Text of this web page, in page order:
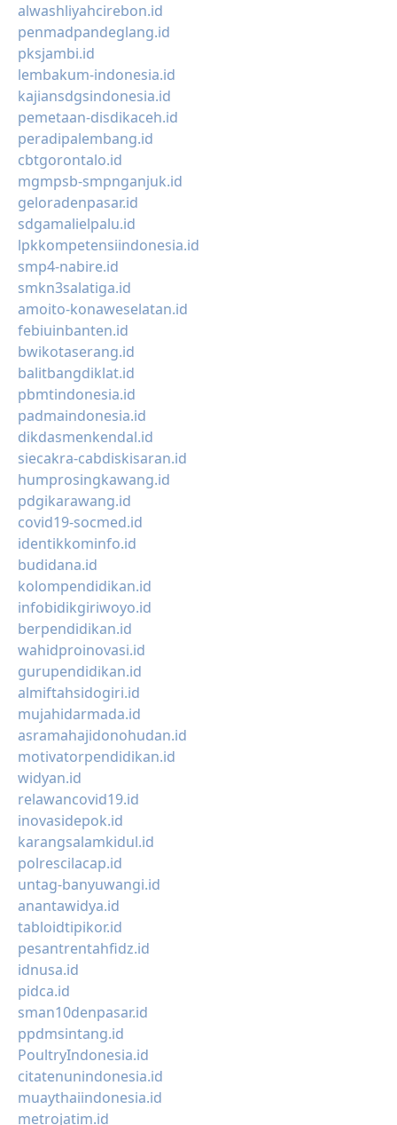
alwashliyahcirebon.id
penmadpandeglang.id
pksjambi.id
lembakum-indonesia.id
kajiansdgsindonesia.id
pemetaan-disdikaceh.id
peradipalembang.id
cbtgorontalo.id
mgmpsb-smpnganjuk.id
geloradenpasar.id
sdgamalielpalu.id
lpkkompetensiindonesia.id
smp4-nabire.id
smkn3salatiga.id
amoito-konaweselatan.id
febiuinbanten.id
bwikotaserang.id
balitbangdiklat.id
pbmtindonesia.id
padmaindonesia.id
dikdasmenkendal.id
siecakra-cabdiskisaran.id
humprosingkawang.id
pdgikarawang.id
covid19-socmed.id
identikkominfo.id
budidana.id
kolompendidikan.id
infobidikgiriwoyo.id
berpendidikan.id
wahidproinovasi.id
gurupendidikan.id
almiftahsidogiri.id
mujahidarmada.id
asramahajidonohudan.id
motivatorpendidikan.id
widyan.id
relawancovid19.id
inovasidepok.id
karangsalamkidul.id
polrescilacap.id
untag-banyuwangi.id
anantawidya.id
tabloidtipikor.id
pesantrentahfidz.id
idnusa.id
pidca.id
sman10denpasar.id
ppdmsintang.id
PoultryIndonesia.id
citatenunindonesia.id
muaythaiindonesia.id
metrojatim.id